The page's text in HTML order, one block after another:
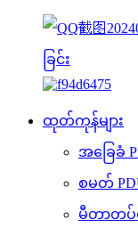
ထုတ်ကုန်များ
အခြေခံ
စမတ်
မီတာတပ်